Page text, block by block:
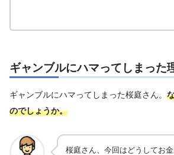
ギャンブルにハマってしまった
ギャンブルにハマってしまった桜庭さん。
のでしょうか。
桜庭さん、今回はどうしてお